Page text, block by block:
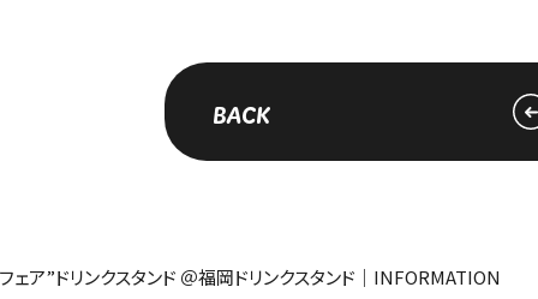
BACK
ェア”ドリンクスタンド ＠福岡ドリンクスタンド｜INFORMATION